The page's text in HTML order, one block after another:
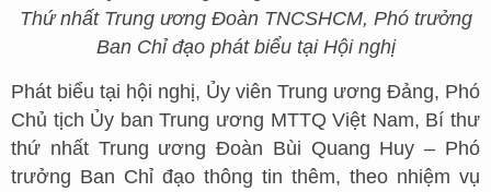
Thứ nhất Trung ương Đoàn TNCSHCM, Phó trưởng
Ban Chỉ đạo phát biểu tại Hội nghị
Phát biểu tại hội nghị, Ủy viên Trung ương Đảng, Phó
Chủ tịch Ủy ban Trung ương MTTQ Việt Nam, Bí thư
thứ nhất Trung ương Đoàn Bùi Quang Huy – Phó
trưởng Ban Chỉ đạo thông tin thêm, theo nhiệm vụ